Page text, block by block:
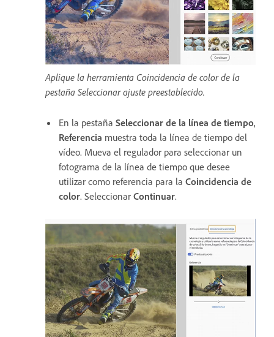
Aplique la herramienta Coincidencia de color de la
pestaña Seleccionar ajuste preestablecido.
En la pestaña Seleccionar de la línea de tiempo,
Referencia muestra toda la línea de tiempo del
vídeo. Mueva el regulador para seleccionar un
fotograma de la línea de tiempo que desee
utilizar como referencia para la Coincidencia de
color. Seleccionar Continuar.